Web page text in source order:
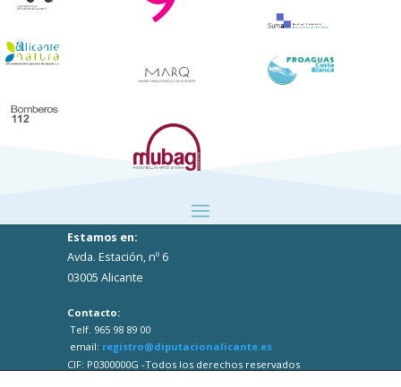
Estamos en:
Avda. Estación, nº 6
03005 Alicante
Contacto:
Telf. 965 98 89 00
email: registro@diputacionalicante.es
CIF: P0300000G -Todos los derechos reservados